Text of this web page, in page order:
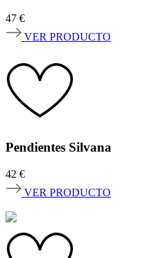
47 €
VER PRODUCTO
Pendientes Silvana
42 €
VER PRODUCTO